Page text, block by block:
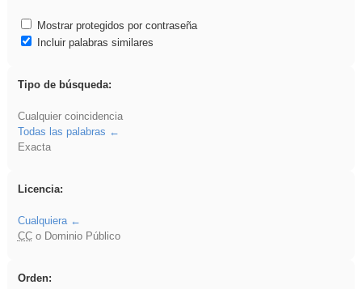
Mostrar protegidos por contraseña
Incluir palabras similares
Tipo de búsqueda:
Cualquier coincidencia
Todas las palabras
Exacta
Licencia:
Cualquiera
CCo Dominio Público
Orden: